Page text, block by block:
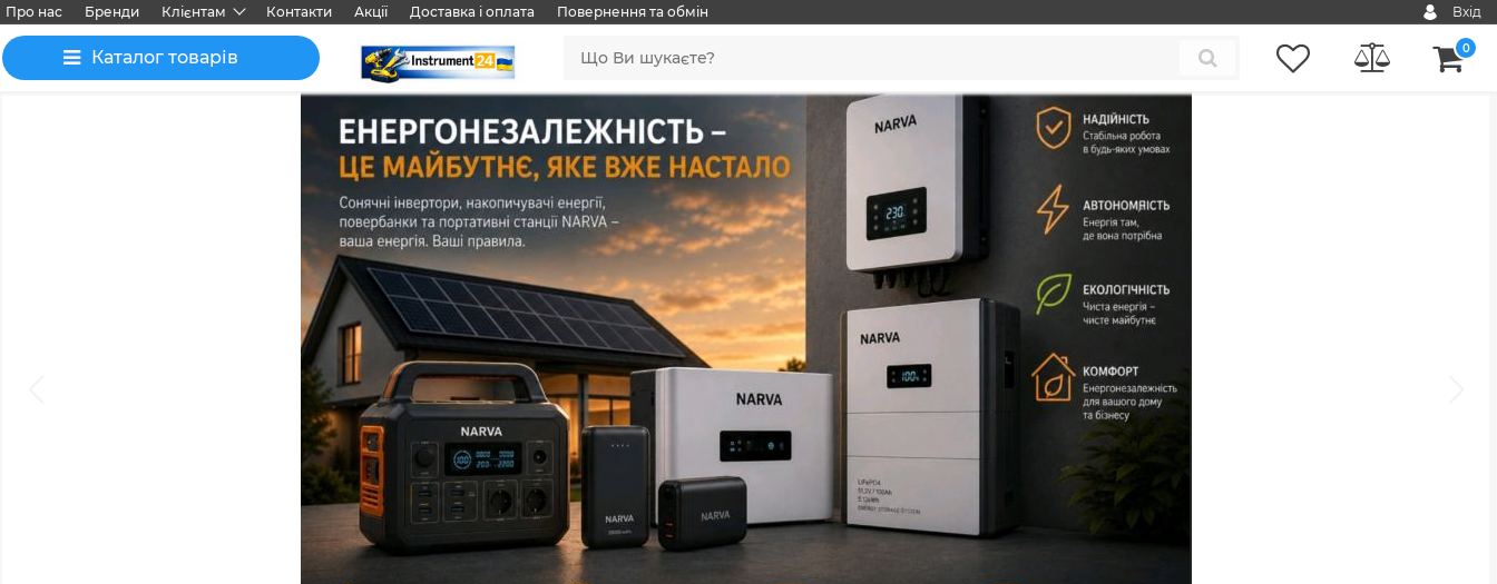
Про нас Бренди Клієнтам Контакти Акції Доставка і оплата Повернення та обмін Вхід
Каталог товарів 0